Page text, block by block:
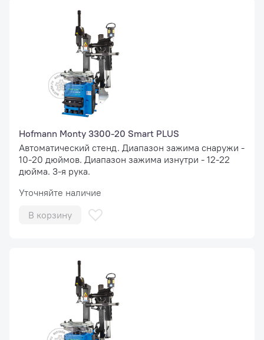
Hofmann Monty 3300-20 Smart PLUS
Автоматический стенд. Диапазон зажима снаружи -
10-20 дюймов. Диапазон зажима изнутри - 12-22
дюйма. 3-я рука.
Уточняйте наличие
В корзину